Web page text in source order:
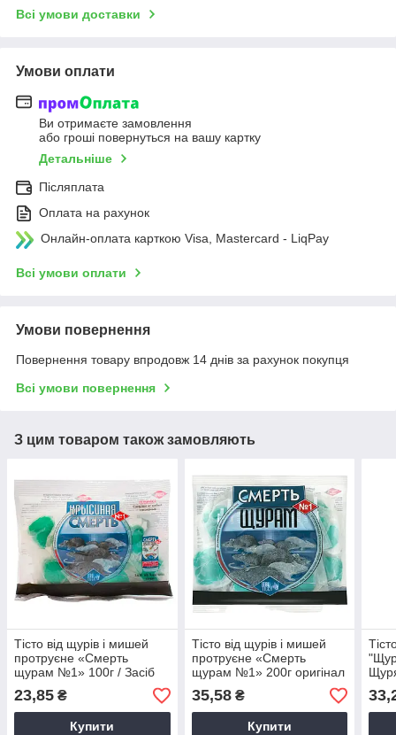
Всі умови доставки
Умови оплати
Ви отримаєте замовлення
або гроші повернуться на вашу картку
Детальніше
Післяплата
Оплата на рахунок
Онлайн-оплата карткою Visa, Mastercard - LiqPay
Всі умови оплати
Умови повернення
Повернення товару впродовж 14 днів за рахунок покупця
Всі умови повернення
З цим товаром також замовляють
Тісто від щурів і мишей
протруєне «Смерть
щурам №1» 100г / Засіб
від гризунів
23,85 ₴
Купити
Тісто від щурів і мишей
протруєне «Смерть
щурам №1» 200г оригінал
/ Засіб від гризунів
35,58₴
Купити